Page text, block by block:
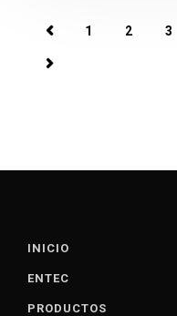
1 2 3
INICIO
ENTEC
PRODUCTOS